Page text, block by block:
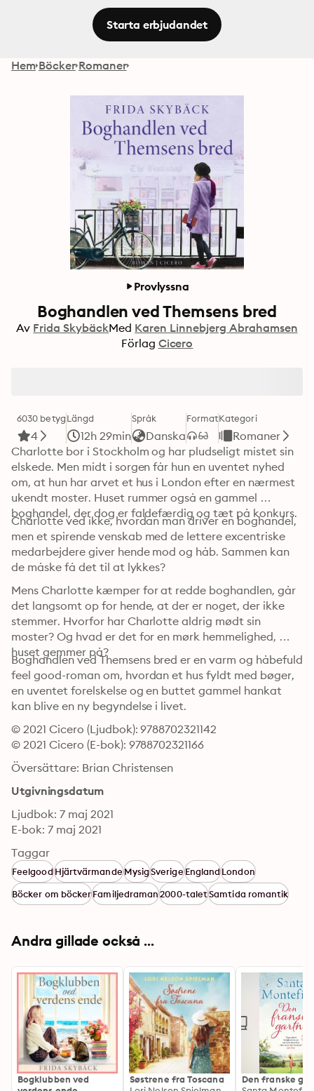
Starta erbjudandet
Hem Böcker Romaner
Provlyssna
Boghandlen ved Themsens bred
Av Frida SkybäckMed Karen Linnebjerg Abrahamsen
Förlag Cicero
6030 betyg
4
Längd
12h 29min
Språk
Danska
FormatKategori
Romaner
Charlotte bor i Stockholm og har pludseligt mistet sin
elskede. Men midt i sorgen får hun en uventet nyhed
om, at hun har arvet et hus i London efter en nærmest
ukendt moster. Huset rummer også en gammel
boghandel, der dog er faldefærdig og tæt på konkurs.
Charlotte ved ikke, hvordan man driver en boghandel,
men et spirende venskab med de lettere excentriske
medarbejdere giver hende mod og håb. Sammen kan
de måske få det til at lykkes?
Mens Charlotte kæmper for at redde boghandlen, går
det langsomt op for hende, at der er noget, der ikke
stemmer. Hvorfor har Charlotte aldrig mødt sin
moster? Og hvad er det for en mørk hemmelighed,
huset gemmer på?
Boghandlen ved Themsens bred er en varm og håbefuld
feel good-roman om, hvordan et hus fyldt med bøger,
en uventet forelskelse og en buttet gammel hankat
kan blive en ny begyndelse i livet.
© 2021 Cicero (Ljudbok): 9788702321142
© 2021 Cicero (E-bok): 9788702321166
Översättare: Brian Christensen
Utgivningsdatum
Ljudbok: 7 maj 2021
E-bok: 7 maj 2021
Taggar
FeelgoodHjärtvärmandeMysigSverigeEnglandLondon
Böcker om böckerFamiljedraman2000-taletSamtida romantik
Andra gillade också ...
Bogklubben ved
Søstrene fra Toscana
Den franske